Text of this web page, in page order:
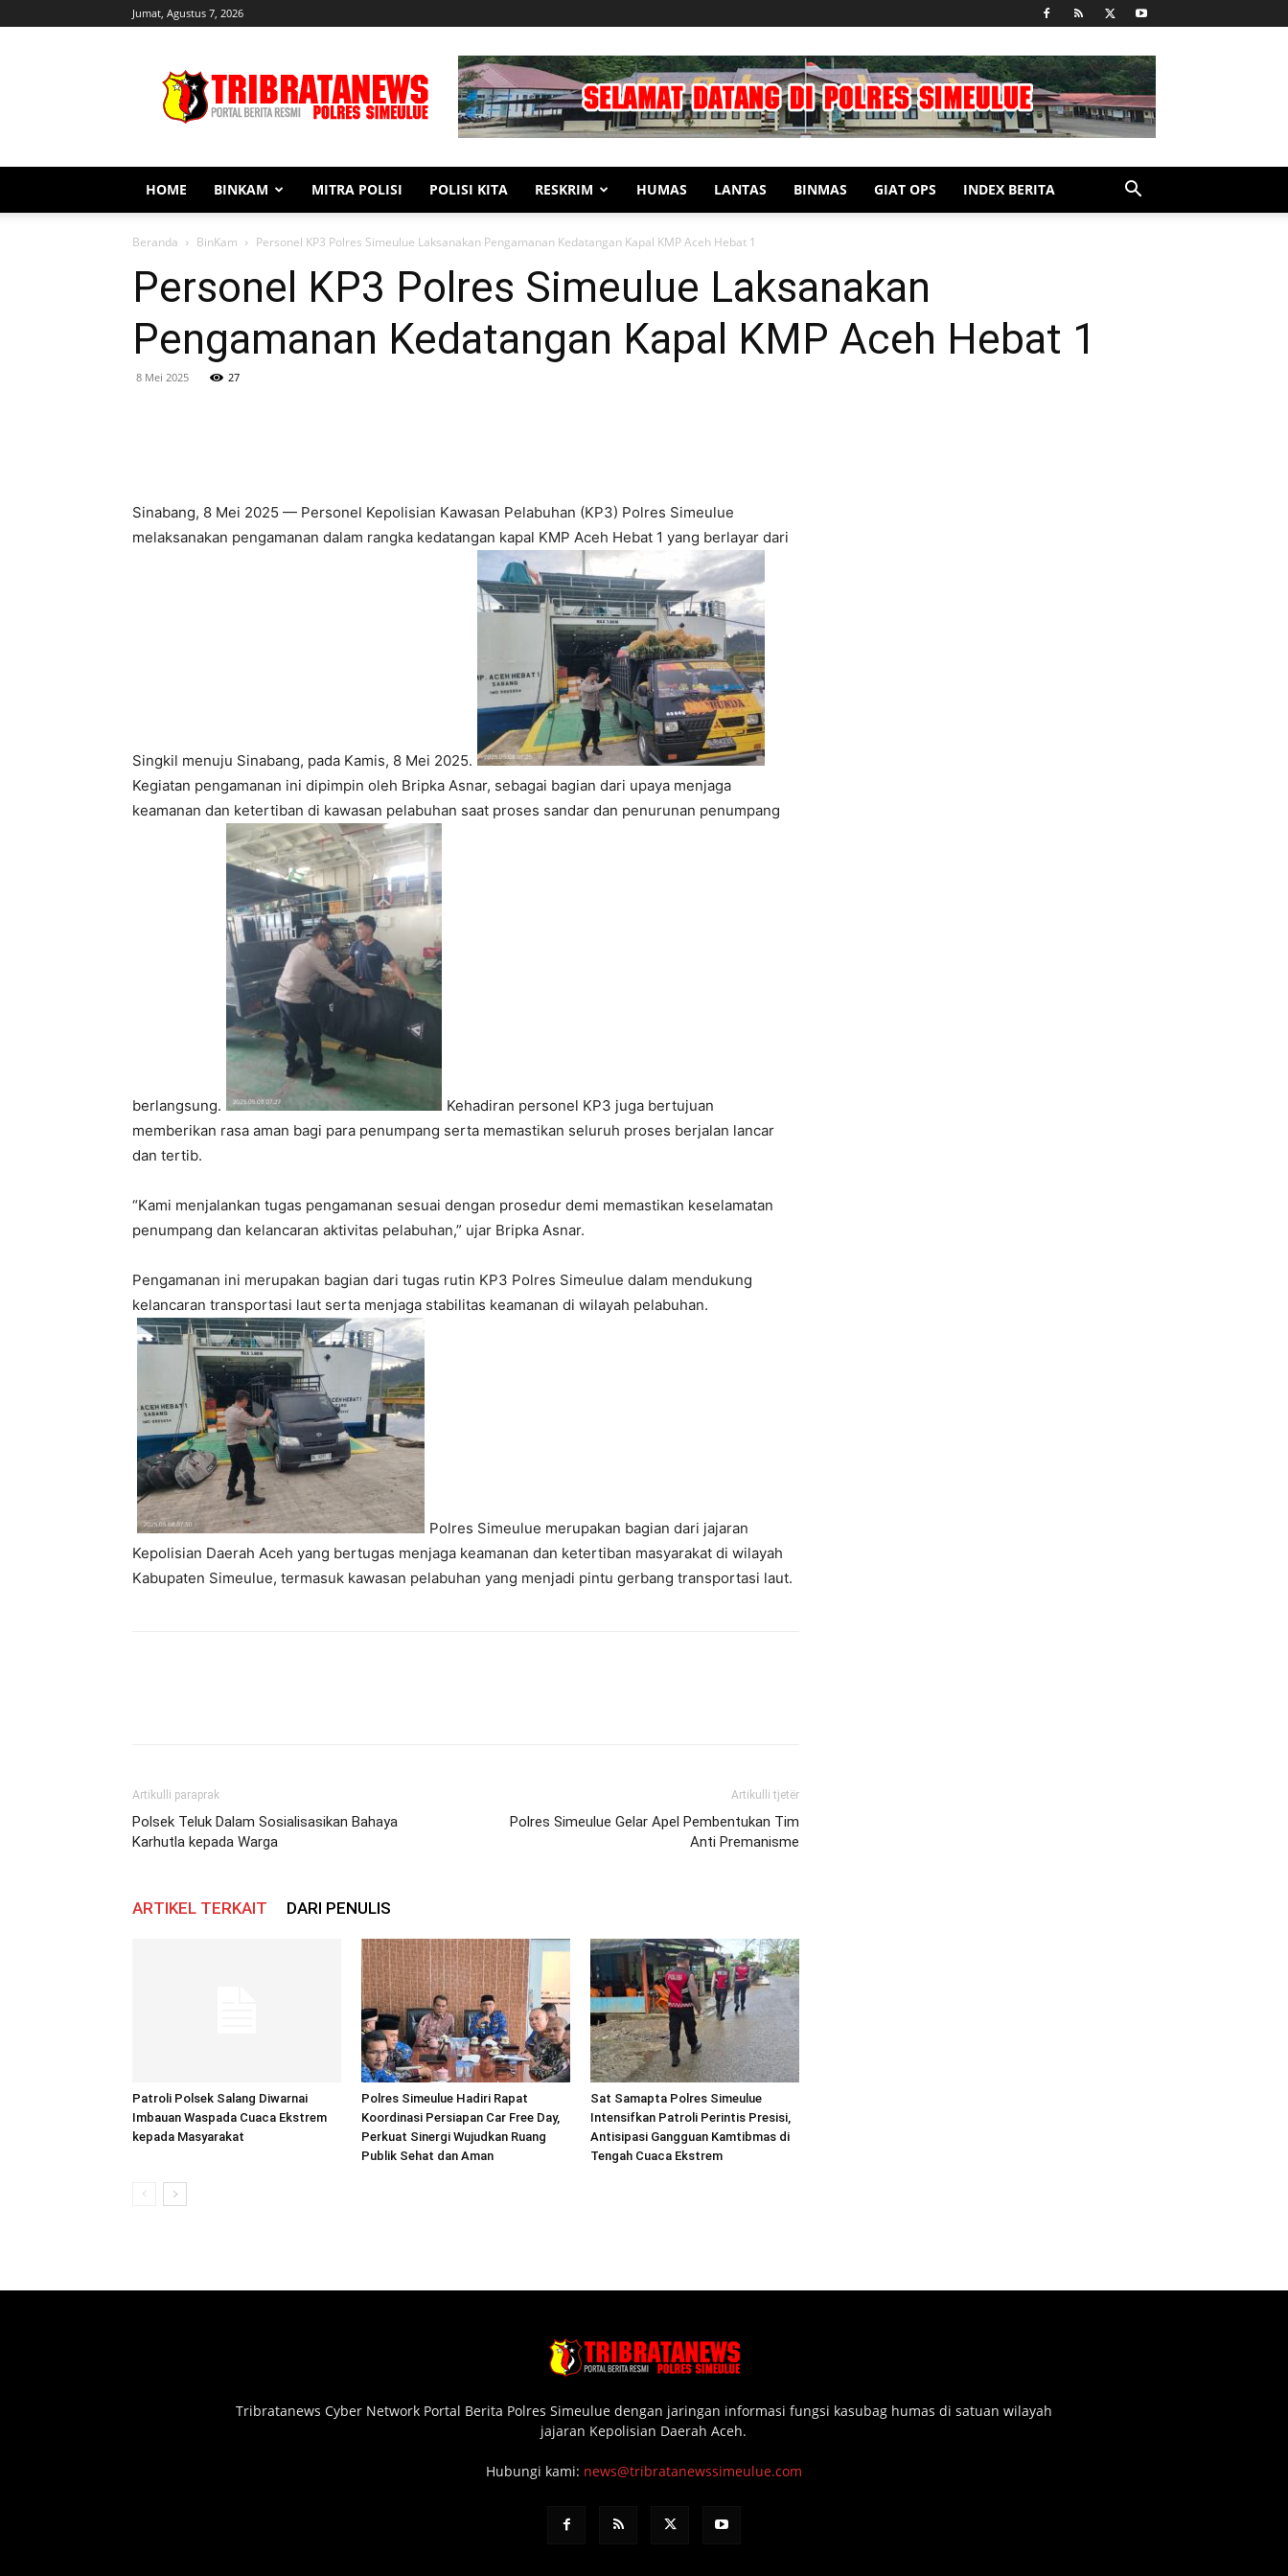
Jumat, Agustus 7, 2026
Simeulue
HOME BINKAM MITRA POLISI POLISI KITA RESKRIM HUMAS LANTAS BINMAS GIAT OPS INDEX BERITA
Beranda BinKam Personel KP3 Polres Simeulue Laksanakan Pengamanan Kedatangan Kapal KMP Aceh Hebat 1
Personel KP3 Polres Simeulue Laksanakan
Pengamanan Kedatangan Kapal KMP Aceh Hebat 1
8 Mei 2025 27
Sinabang, 8 Mei 2025 — Personel Kepolisian Kawasan Pelabuhan (KP3) Polres Simeulue
melaksanakan pengamanan dalam rangka kedatangan kapal KMP Aceh Hebat 1 yang berlayar dari
Singkil menuju Sinabang, pada Kamis, 8 Mei 2025.
Kegiatan pengamanan ini dipimpin oleh Bripka Asnar, sebagai bagian dari upaya menjaga
keamanan dan ketertiban di kawasan pelabuhan saat proses sandar dan penurunan penumpang
berlangsung.
Kehadiran personel KP3 juga bertujuan
memberikan rasa aman bagi para penumpang serta memastikan seluruh proses berjalan lancar
dan tertib.
“Kami menjalankan tugas pengamanan sesuai dengan prosedur demi memastikan keselamatan
penumpang dan kelancaran aktivitas pelabuhan,” ujar Bripka Asnar.
Pengamanan ini merupakan bagian dari tugas rutin KP3 Polres Simeulue dalam mendukung
kelancaran transportasi laut serta menjaga stabilitas keamanan di wilayah pelabuhan.
Polres Simeulue merupakan bagian dari jajaran
Kepolisian Daerah Aceh yang bertugas menjaga keamanan dan ketertiban masyarakat di wilayah
Kabupaten Simeulue, termasuk kawasan pelabuhan yang menjadi pintu gerbang transportasi laut.
Artikulli paraprak
Polsek Teluk Dalam Sosialisasikan Bahaya
Karhutla kepada Warga
Artikulli tjetër
Polres Simeulue Gelar Apel Pembentukan Tim
Anti Premanisme
ARTIKEL TERKAIT DARI PENULIS
Patroli Polsek Salang Diwarnai
Imbauan Waspada Cuaca Ekstrem
kepada Masyarakat
Polres Simeulue Hadiri Rapat
Koordinasi Persiapan Car Free Day,
Perkuat Sinergi Wujudkan Ruang
Publik Sehat dan Aman
Sat Samapta Polres Simeulue
Intensifkan Patroli Perintis Presisi,
Antisipasi Gangguan Kamtibmas di
Tengah Cuaca Ekstrem
Tribratanews Cyber Network Portal Berita Polres Simeulue dengan jaringan informasi fungsi kasubag humas di satuan wilayah
jajaran Kepolisian Daerah Aceh.
Hubungi kami: news@tribratanewssimeulue.com